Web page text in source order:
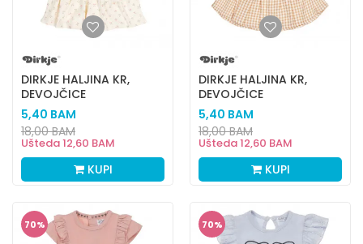
DIRKJE HALJINA KR,
DEVOJČICE
5,40 BAM
Ušteda12,60 BAM
18,00BAM
KUPI
DIRKJE HALJINA KR,
DEVOJČICE
5,40 BAM
Ušteda12,60 BAM
18,00BAM
KUPI
70% 70%